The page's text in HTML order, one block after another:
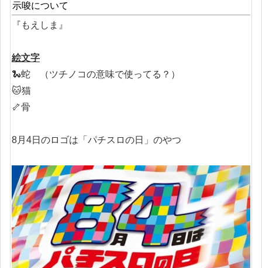
示唆について
『もえしま』
絵文字
🐍蛇 （ツチノコの意味で使ってる？）
🐱猫
🦴骨
8月4日のロゴは「パチスロの日」のやつ